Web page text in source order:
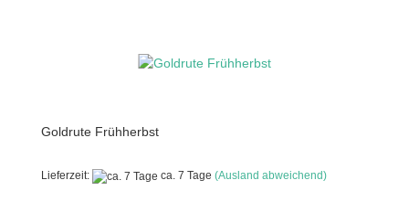
Goldrute Frühherbst
Lieferzeit: ca. 7 Tage (Ausland abweichend)